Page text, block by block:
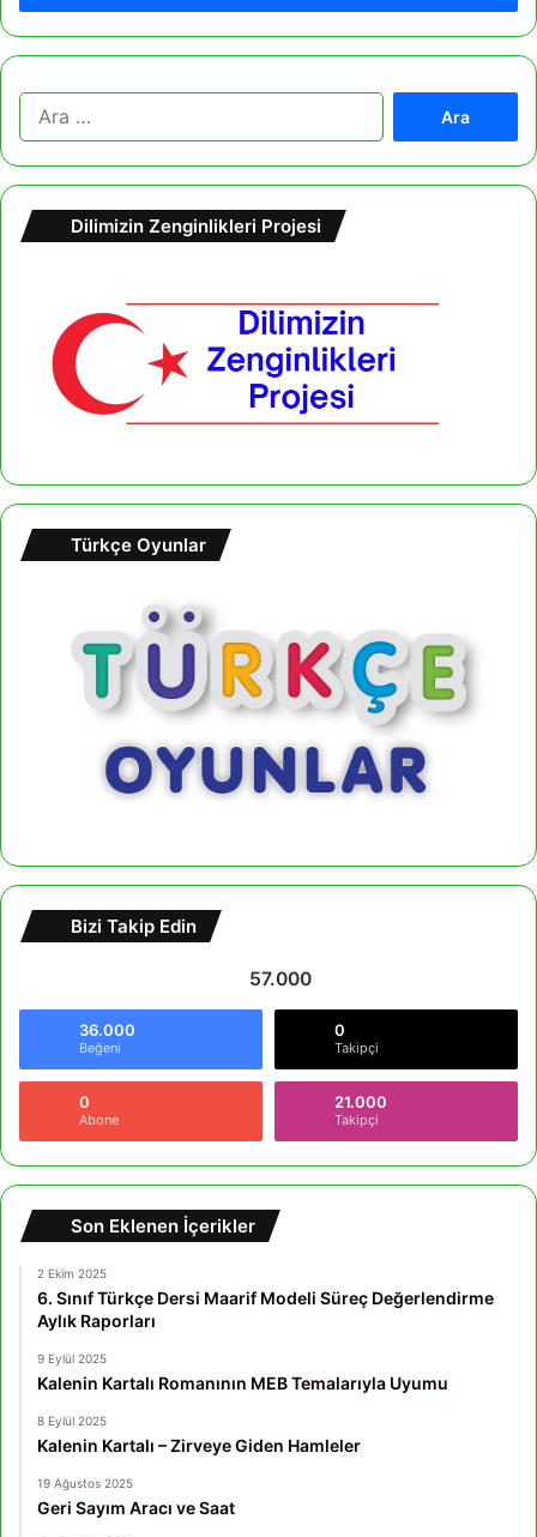
m
Dilimizin Zenginlikleri Projesi
Türkçe Oyunlar
Bizi Takip Edin
57.000
36.000
Beğeni
0
Takipçi
0
Abone
21.000
Takipçi
Son Eklenen İçerikler
2 Ekim 2025
6. Sınıf Türkçe Dersi Maarif Modeli Süreç Değerlendirme
Aylık Raporları
9 Eylül 2025
Kalenin Kartalı Romanının MEB Temalarıyla Uyumu
8 Eylül 2025
Kalenin Kartalı – Zirveye Giden Hamleler
19 Ağustos 2025
Geri Sayım Aracı ve Saat